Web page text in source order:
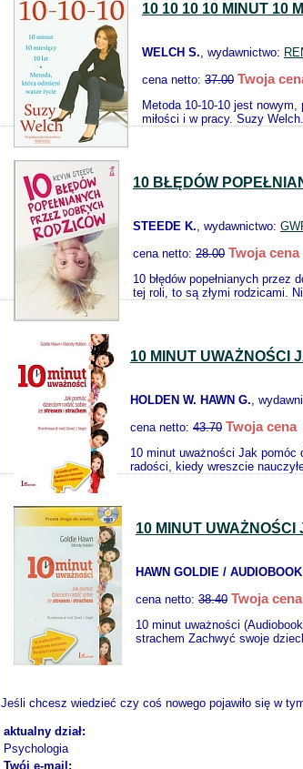
10 10 10 10 MINUT 10
WELCH S., wydawnictwo:
cena netto: 37.00 Twoja
Metoda 10-10-10 jest
miłości i w pracy. Suzy
10 BŁĘDÓW
STEEDE K., wydawnictwo:
cena netto: 28.00 Twoja cena
10 błędów popełnianych
tej roli, to są złymi rodzicami.
10 MINUT UWAŻNOŚCI
HOLDEN W. HAWN G.,
cena netto: 43.70 Twoja cena
10 minut uważności Jak
radości, kiedy wreszcie
10 MINUT UWAŻNOŚCI
HAWN GOLDIE /
cena netto: 38.40 Twoja
10 minut uważności
strachem Zachwyć swoje
Jeśli chcesz wiedzieć czy coś nowego pojawiło się w
aktualny dział:
Psychologia
Twój e-mail: